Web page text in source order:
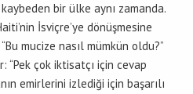
bir ülke aynı zamanda.
İsviçre’ye dönüşmesine
mucize nasıl mümkün oldu?”
“Pek çok iktisatçı için cevap
emirlerini izlediği için başarılı